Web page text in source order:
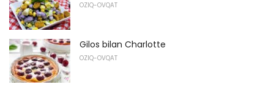
OZIQ-OVQAT
Gilos bilan Charlotte
OZIQ-OVQAT